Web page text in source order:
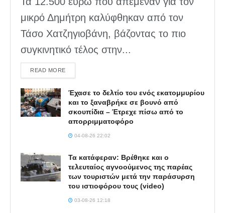
μικρό Δημήτρη καλύφθηκαν από τον
Τάσο Χατζηγιοβάνη, βάζοντας το πιο
συγκινητικό τέλος στην...
READ MOREDETAILS
Έχασε το δελτίο του ενός εκατομμυρίου
και το ξαναβρήκε σε βουνό από
σκουπίδια – Έτρεχε πίσω από το
απορριμματοφόρο
04-08-26 22:02
Τα κατάφεραν: Βρέθηκε και ο
τελευταίος αγνοούμενος της παρέας
των τουριστών μετά την παράσυρση
του ιστιοφόρου τους (video)
03-08-26 12:18